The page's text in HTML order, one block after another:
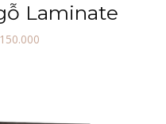
Laminate